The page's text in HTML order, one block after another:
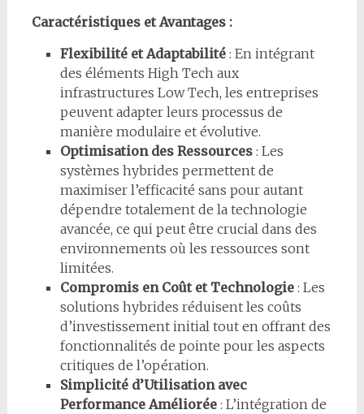
Caractéristiques et Avantages :
Flexibilité et Adaptabilité: En intégrant
des éléments High Tech aux
infrastructures Low Tech, les entreprises
peuvent adapter leurs processus de
manière modulaire et évolutive.
Optimisation des Ressources: Les
systèmes hybrides permettent de
maximiser l’efficacité sans pour autant
dépendre totalement de la technologie
avancée, ce qui peut être crucial dans des
environnements où les ressources sont
limitées.
Compromis en Coût et Technologie: Les
solutions hybrides réduisent les coûts
d’investissement initial tout en offrant des
fonctionnalités de pointe pour les aspects
critiques de l’opération.
Simplicité d’Utilisation avec
Performance Améliorée: L’intégration de